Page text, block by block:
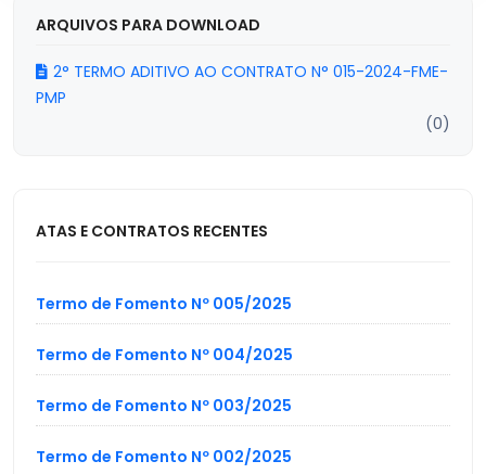
ARQUIVOS PARA DOWNLOAD
2° TERMO ADITIVO AO CONTRATO N° 015-2024-FME-
PMP
(0)
ATAS E CONTRATOS RECENTES
Termo de Fomento Nº 005/2025
Termo de Fomento Nº 004/2025
Termo de Fomento Nº 003/2025
Termo de Fomento Nº 002/2025